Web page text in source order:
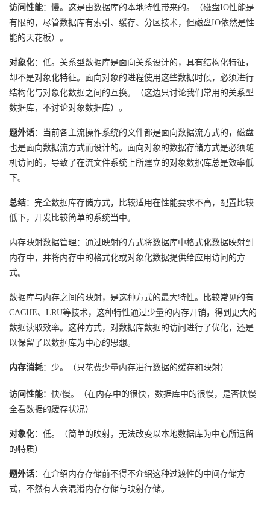
发
者
学
堂
我
的
程
我
认
证
的
实
我
的
藏
Programs
的
支
持
我
的
支
持
我
声
建
访问性能：慢。这是由数据库的本地特性带来的。（磁盘IO性能是
有限的，尽管数据库有索引、缓存、分区技术，但磁盘IO依然是性
能的天花板）。
对象化：低。关系型数据库是面向关系设计的，具有结构化特征，
却不是对象化特征。面向对象的进程使用这些数据时候，必须进行
结构化与对象化数据之间的互换。（这边只讨论我们常用的关系型
数据库，不讨论对象数据库）。
题外话：当前各主流操作系统的文件都是面向数据流方式的，磁盘
也是面向数据流方式而设计的。面向对象的数据存储方式是必须随
机访问的，导致了在流文件系统上所建立的对象数据库总是效率低
下。
总结：完全数据库存储方式，比较适用在性能要求不高，配置比较
低下，开发比较简单的系统当中。
内存映射数据管理：通过映射的方式将数据库中格式化数据映射到
内存中，并将内存中的格式化或对象化数据提供给应用访问的方
式。
数据库与内存之间的映射，是这种方式的最大特性。比较常见的有
CACHE、LRU等技术，这种特性通过少量的内存开销，得到更大的
数据读取效率。这种方式，对数据库数据的访问进行了优化，还是
以保留了以数据库为中心的思想。
内存消耗：少。（只花费少量内存进行数据的缓存和映射）
访问性能：快/慢。（在内存中的很快，数据库中的很慢，是否快慢
全看数据的缓存状况）
对象化：低。（简单的映射，无法改变以本地数据库为中心所遗留
的特质）
题外话：在介绍内存存储前不得不介绍这种过渡性的中间存储方
式，不然有人会混淆内存存储与映射存储。